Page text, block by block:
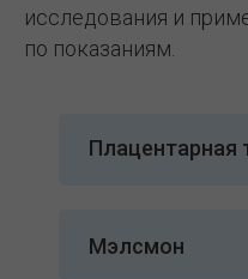
исследования и
по показаниям.
Плацентарная
Мэлсмон